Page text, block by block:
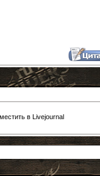
в Livejournal